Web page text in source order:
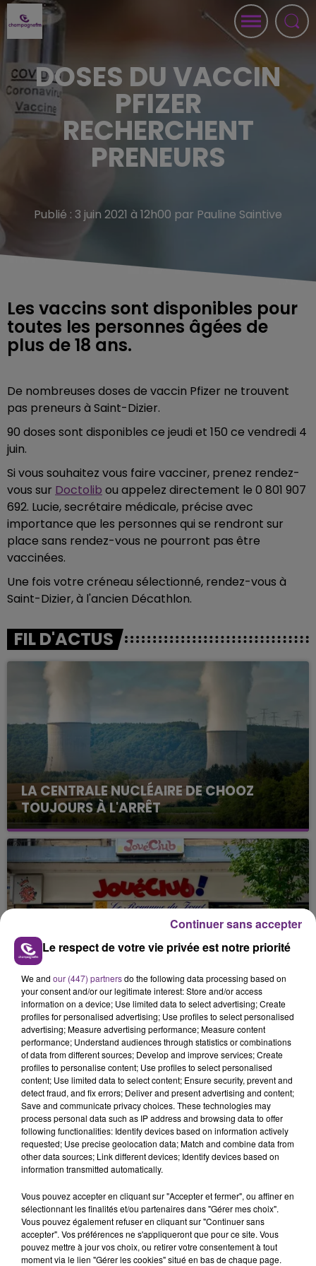
DOSES DU VACCIN
PFIZER
RECHERCHENT
PRENEURS
Publié : 3 juin 2021 à 12h00 par Pauline Saintive
Les vaccins sont disponibles pour
toutes les personnes âgées de
plus de 18 ans.
De nombreuses doses de vaccin Pfizer ne trouvent
pas preneurs à Saint-Dizier.
90 doses sont disponibles ce jeudi et 150 ce vendredi 4
juin.
Si vous souhaitez vous faire vacciner, prenez rendez-
vous sur Doctolib ou appelez directement le 0 801 907
692. Lucie, secrétaire médicale, précise avec
importance que les personnes qui se rendront sur
place sans rendez-vous ne pourront pas être
vaccinées.
Une fois votre créneau sélectionné, rendez-vous à
Saint-Dizier, à l'ancien Décathlon.
FIL D'ACTUS
LA CENTRALE NUCLÉAIRE DE CHOOZ
TOUJOURS À L'ARRÊT
Cela fait déjà une semaine que la centrale
nucléaire ardennaise est à l'arrêt. Une situation
justifiée par la sécheresse intense qui est toujours
présente.
LE MAGASIN JOUÉCLUB DE REIMS FERME
SES PORTES
C'était l'une des institutions du centre-ville
rémois. Le magasin JouéClub est contraint de
fermer ses portes.
TITRES DIFFUSÉS
8h24
8h24
MARINA KAYE
Homeless
8h21
8h21
BEBE REXHA
New Religion
Le respect de votre vie privée est notre priorité
We and our (447) partnersdo the following data processing based on
your consent and/or our legitimate interest: Store and/or access
information on a device; Use limited data to select advertising; Create
profiles for personalised advertising; Use profiles to select personalised
advertising; Measure advertising performance; Measure content
performance; Understand audiences through statistics or combinations
of data from different sources; Develop and improve services; Create
profiles to personalise content; Use profiles to select personalised
content; Use limited data to select content; Ensure security, prevent and
detect fraud, and fix errors; Deliver and present advertising and content;
Save and communicate privacy choices. These technologies may
process personal data such as IP address and browsing data to offer
following functionalities: Identify devices based on information actively
requested; Use precise geolocation data; Match and combine data from
other data sources; Link different devices; Identify devices based on
information transmitted automatically.
Vous pouvez accepter en cliquant sur "Accepter et fermer", ou affiner en
sélectionnant les finalités et/ou partenaires dans "Gérer mes choix".
Vous pouvez également refuser en cliquant sur "Continuer sans
accepter". Vos préférences ne s'appliqueront que pour ce site. Vous
pouvez mettre à jour vos choix, ou retirer votre consentement à tout
moment via le lien "Gérer les cookies" situé en bas de chaque page.
Continuer sans accepter